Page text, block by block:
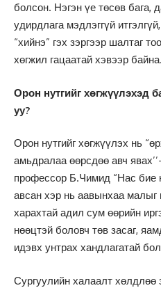
болсон. Нэгэн үе төсөв бага,
удирдлага мэдлэггүй
“хийнэ” гэх зэргээр шалтаг
хөгжил гацаатай хэвээр байна.
Орон нутгийг хөгжүүлэхэд
уу?
Орон нутгийг хөгжүүлэх нь
амьдралаа өөрсдөө авч
профессор Б.Чимид “Нас бие
авсан хэр нь аавынхаа малыг
харахтай адил сум өөрийн
нөөцтэй боловч төв засаг,
идэвх унтрах хандлагатай
Сургуулийн халаалт хөлдлөө